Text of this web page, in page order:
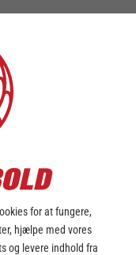
for at fungere,
hjælpe med vores
og levere indhold fra